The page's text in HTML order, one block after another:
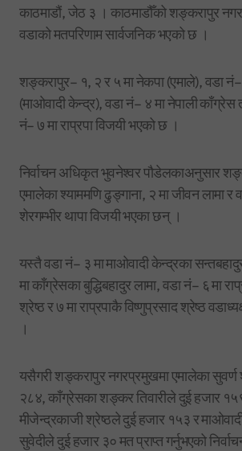
काठमाडौं, जेठ ३ । काठमाडौँको शङ्करापुर
वडाको मतपरिणाम सार्वजनिक भएको छ ।
शङ्करापुर– १, २ र ५ मा नेकपा (एमाले), वडा
(माओवादी केन्द्र), वडा नं– ४ मा नेपाली काँग्रेस
नं– ७ मा राप्रपा विजयी भएको छ ।
निर्वाचन अधिकृत भुवनेश्वर पौडेलकाअनुसार
एमालेका श्याममणि ढुङ्गाना, २ मा जीवन लामा र
शेरगम्भीर थापा विजयी भएका छन् ।
यस्तै वडा नं– ३ मा माओवादी केन्द्रका
मा काँग्रेसका बुद्धिबहादुर लामा, वडा नं– ६ मा
श्रेष्ठ र ७ मा राप्रपाकै विष्णुप्रसाद श्रेष्ठ
।
यसैगरी शङ्करापुर नगरप्रमुखमा एमालेका सुवर्ण
२८४, काँग्रेसका शङ्कर तिवारीले दुई हजार
मीजेन्द्रकाजी श्रेष्ठले दुई हजार १५३ र
सुवेदीले दुई हजार ३० मत प्राप्त गर्नुभएको